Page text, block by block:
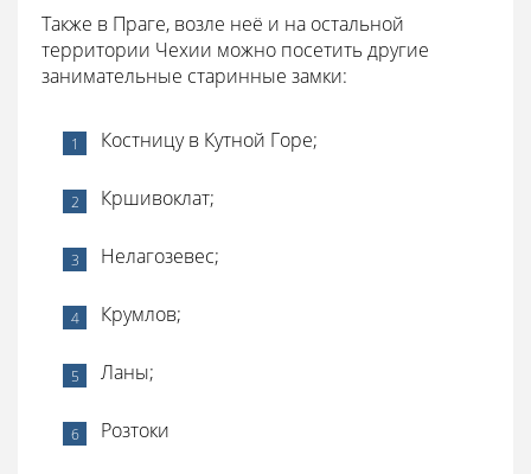
Также в Праге, возле неё и на остальной
территории Чехии можно посетить другие
занимательные старинные замки:
Костницу в Кутной Горе;
Кршивоклат;
Нелагозевес;
Крумлов;
Ланы;
Розтоки